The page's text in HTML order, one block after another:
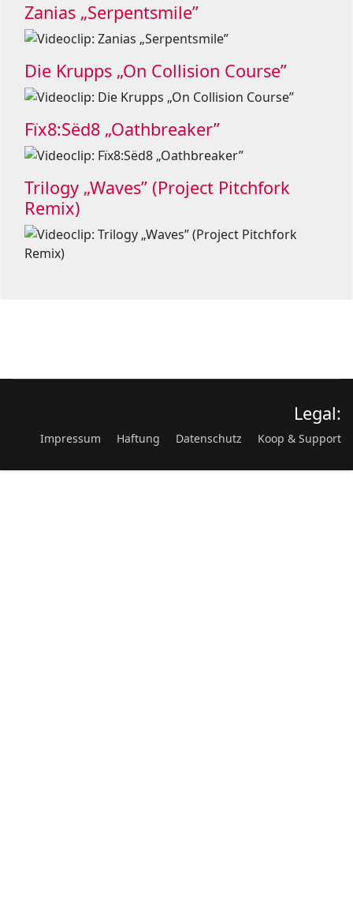
Zanias „Serpentsmile”
Die Krupps „On Collision Course”
Fïx8:Sëd8 „Oathbreaker”
Trilogy „Waves” (Project Pitchfork
Remix)
Legal:
Impressum Haftung Datenschutz Koop & Support